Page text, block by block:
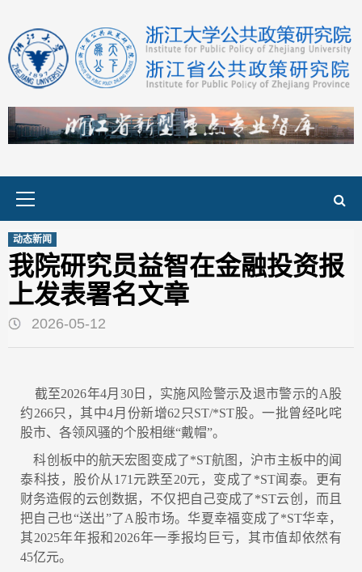
content
动态新闻
我院研究员益智在金融投资报
上发表署名文章
2026-05-12
截至2026年4月30日，实施风险警示及退市警示的A股
约266只，其中4月份新增62只ST/*ST股。一批曾经叱咤
股市、各领风骚的个股相继“戴帽”。
科创板中的航天宏图变成了*ST航图，沪市主板中的闻
泰科技，股价从171元跌至20元，变成了*ST闻泰。更有
财务造假的云创数据，不仅把自己变成了*ST云创，而且
把自己也“送出”了A股市场。华夏幸福变成了*ST华幸，
其2025年年报和2026年一季报均巨亏，其市值却依然有
45亿元。